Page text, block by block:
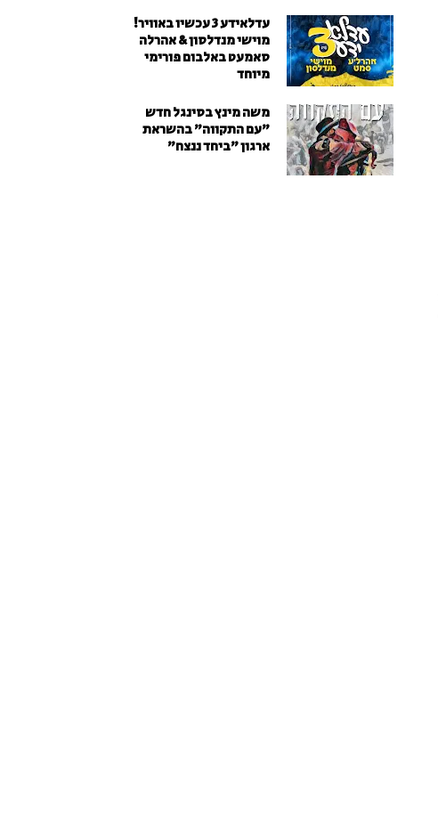
עדלאידע 3 עכשיו באוויר!
מוישי מנדלסון & אהרלה
סאמעט באלבום פורימי
מיוחד
משה מינץ בסינגל חדש
״עם התקווה״ בהשראת
ארגון "ביחד ננצח"